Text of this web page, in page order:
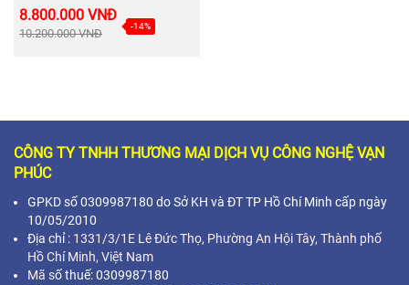
8.800.000 VNĐ
10.200.000 VNĐ
-14%
CÔNG TY TNHH THƯƠNG MẠI DỊCH VỤ CÔNG NGHỆ VẠN
PHÚC
GPKD số 0309987180 do Sở KH và ĐT TP Hồ Chí Minh cấp ngày
10/05/2010
Địa chỉ : 1331/3/1E Lê Đức Thọ, Phường An Hội Tây, Thành phố
Hồ Chí Minh, Việt Nam
Mã số thuế: 0309987180